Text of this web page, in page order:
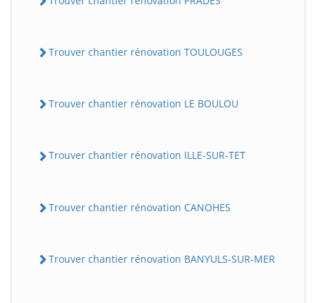
Trouver chantier rénovation TOULOUGES
Trouver chantier rénovation LE BOULOU
Trouver chantier rénovation ILLE-SUR-TET
Trouver chantier rénovation CANOHES
Trouver chantier rénovation BANYULS-SUR-MER